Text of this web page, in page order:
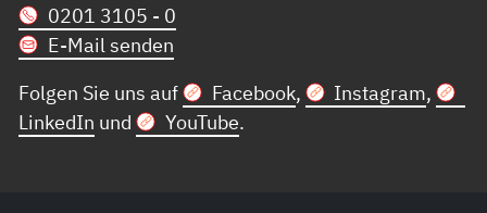
0201 3105 - 0
E-Mail senden
Folgen Sie uns auf
Facebook, Instagram,
LinkedIn und YouTube.